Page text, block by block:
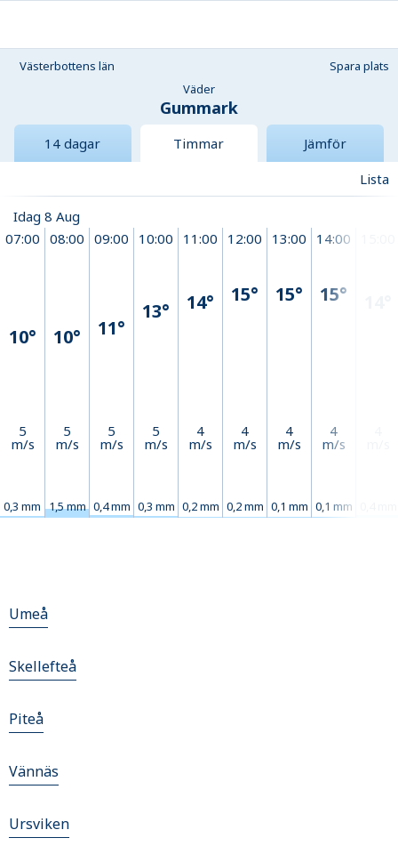
Västerbottens län
Spara plats
Väder
Gummark
14 dagar Timmar
Jämför
Lista
Idag 8 Aug
07:00
10°
5
m/s
0,3 mm
08:00
10°
5
m/s
1,5 mm
09:00
11°
5
m/s
0,4 mm
10:00
13°
5
m/s
0,3 mm
11:00
14°
4
m/s
0,2 mm
12:00
15°
4
m/s
0,2 mm
13:00
15°
4
m/s
0,1 mm
14:00
15°
4
m/s
0,1 mm
Umeå
Skellefteå
Piteå
Vännäs
Ursviken